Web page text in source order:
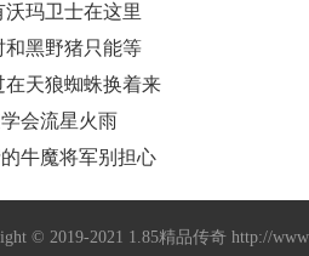
玛卫士在这里
和黑野猪只能等
天狼蜘蛛换着来
会流星火雨
牛魔将军别担心
© 2019-2021 1.85精品传奇 http://